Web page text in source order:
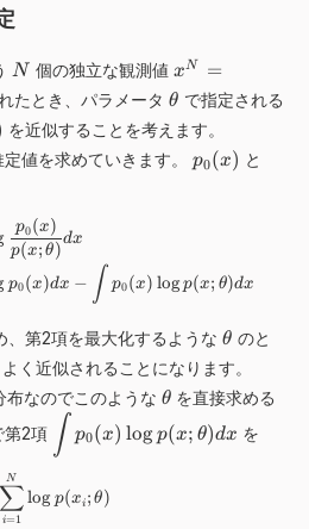
x
)
N
N 個の独立な観測値 x
^
=
(
x
2
,
\
c
d
o
xN
=
たとき、パラメータ\
t
h
e
θ で指定される
を近似することを考えます。
定値を求めていきます。p
)
p0(x) と
t
)
\begin{align*} D(p_0,p)&=\int
p(x; θ)
p0(x)
dx
p0(x)dx − ∫ p0(x) log p(x; θ)dx
、第2項を最大化するような\
t
h
e
t
θ のと
く近似されることになります。
布なのでこのような \
h
θ を直接求める
第2項
\
d
s
∫ p0(x) logp(x; θ)dx を
i=1
∑
N
log p(xi ; θ)